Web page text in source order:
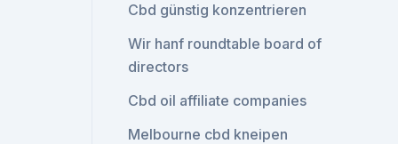
Cbd günstig konzentrieren
Wir hanf roundtable board of
directors
Cbd oil affiliate companies
Melbourne cbd kneipen